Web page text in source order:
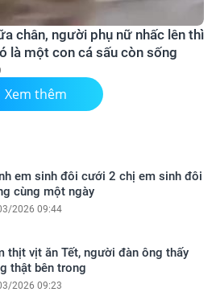
chân, người phụ nữ nhấc lên thì
là một con cá sấu còn sống
Xem thêm
em sinh đôi cưới 2 chị em sinh đôi
cùng một ngày
2026 09:44
thịt vịt ăn Tết, người đàn ông thấy
thật bên trong
2026 09:23